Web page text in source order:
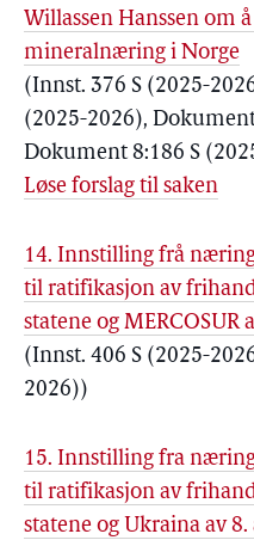
Willassen Hanssen om
mineralnæring i Norge
(Innst. 376 S (2025-
(2025-2026),
Dokument 8:186 S
Løse forslag til saken
14. Innstilling frå
til ratifikasjon av
statene og MERCOSUR
(Innst. 406 S (2025-
2026))
15. Innstilling fra
til ratifikasjon av
statene og Ukraina av